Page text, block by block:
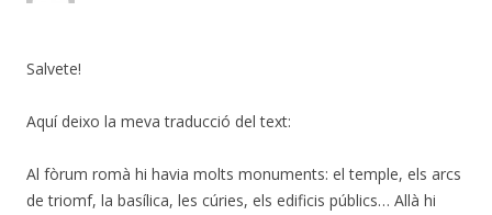
Salvete!
Aquí deixo la meva traducció del text:
Al fòrum romà hi havia molts monuments: el temple, els arcs
de triomf, la basílica, les cúries, els edificis públics… Allà hi